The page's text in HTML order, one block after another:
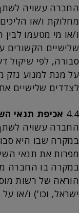
החברה עשויה לשתף
מחלוקת ו/או
ו/או מי מטעמו
שלישיים הקשורים
סבורה, לפי שיקול
על מנת למנוע נזק
לצדדים שלישיים
4.4 אכיפת תנאי
החברה עשויה
במקרה שבו היא
מפרות את תנאי
במקרה בו החברה
הוראה של רשות
ישראל, וכו') ו/או על